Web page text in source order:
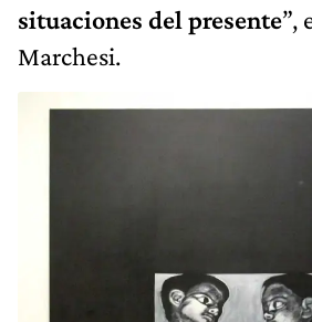
situaciones del presente”,
Marchesi.